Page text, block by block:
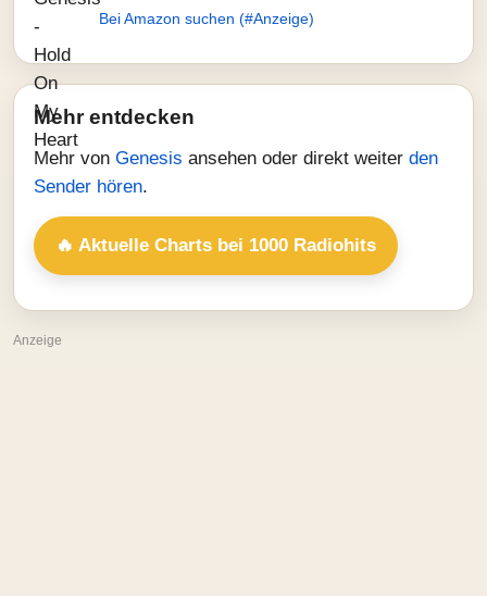
Bei Amazon suchen (#Anzeige)
Mehr entdecken
Mehr von Genesis ansehen oder direkt weiter den
Sender hören.
🔥 Aktuelle Charts bei 1000 Radiohits
Anzeige